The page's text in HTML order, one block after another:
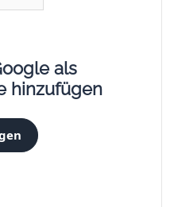
als
hinzufügen